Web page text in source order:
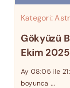
Kategori:
Gökyüzü
Ekim 2025
Ay 08:05 ile
boyunca ...